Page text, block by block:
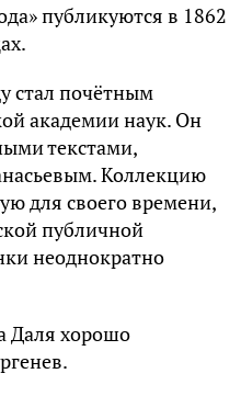
публикуются в 1862
стал почётным
академии наук. Он
текстами,
Коллекцию
для своего времени,
публичной
неоднократно
Даля хорошо